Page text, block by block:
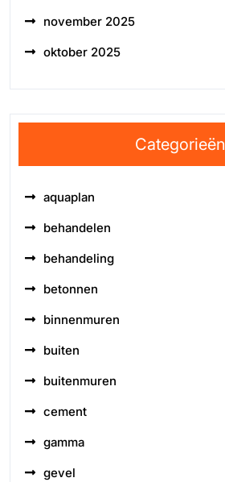
november 2025
oktober 2025
Categorieën
aquaplan
behandelen
behandeling
betonnen
binnenmuren
buiten
buitenmuren
cement
gamma
gevel